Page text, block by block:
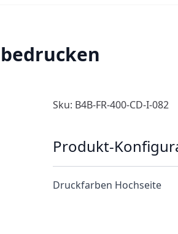
Sku: B4B-FR-400-CD-I-082
Produkt-
Druckfarben Hochseite